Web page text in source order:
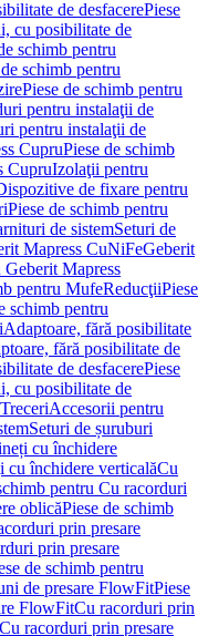
de desfacerePiese
cu posibilitate de
schimb pentru
schimb pentru
Piese de schimb pentru
pentru instalaţii de
pentru instalaţii de
CupruPiese de schimb
CupruIzolaţii pentru
de fixare pentru
Piese de schimb pentru
de sistemSeturi de
Mapress CuNiFeGeberit
Geberit Mapress
pentru MufeReducţiiPiese
schimb pentru
Adaptoare, fără posibilitate
fără posibilitate de
de desfacerePiese
cu posibilitate de
Accesorii pentru
Seturi de șuruburi
cu închidere
cu închidere verticalăCu
pentru Cu racorduri
oblicăPiese de schimb
prin presare
prin presare
de schimb pentru
de presare FlowFitPiese
FlowFitCu racorduri prin
racorduri prin presare